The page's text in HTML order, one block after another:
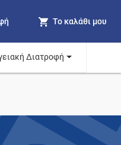
Το καλάθι μου
Διατροφή